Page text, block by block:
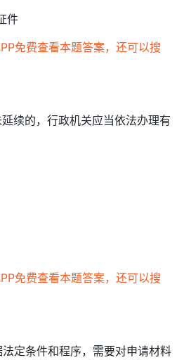
件
免费查看本题答案，还可以搜
续的，行政机关应当依法办理有
免费查看本题答案，还可以搜
定条件和程序，需要对申请材料